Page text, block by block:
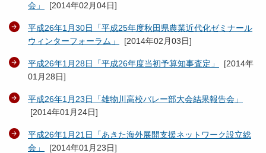
会」
[2014年02月04日]
平成26年1月30日「平成25年度秋田県農業近代化ゼミナール
ウィンターフォーラム」
[2014年02月03日]
平成26年1月28日「平成26年度当初予算知事査定」 [2014年
01月28日]
平成26年1月23日「雄物川高校バレー部大会結果報告会」
[2014年01月24日]
平成26年1月21日「あきた海外展開支援ネットワーク設立総
会」
[2014年01月23日]